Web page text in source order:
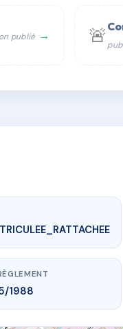
publié → 🚨
1988